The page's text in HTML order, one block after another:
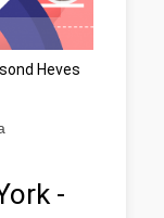
Heves
-